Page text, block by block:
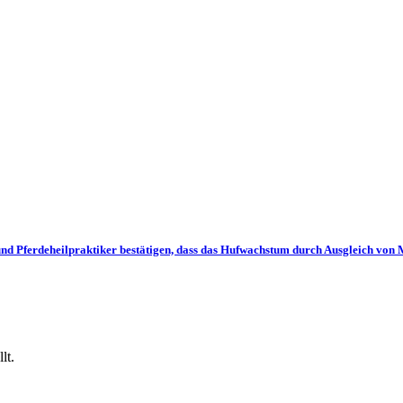
bestätigen, dass das Hufwachstum durch Ausgleich von